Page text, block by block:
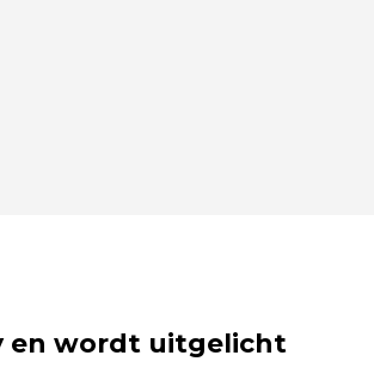
en wordt uitgelicht